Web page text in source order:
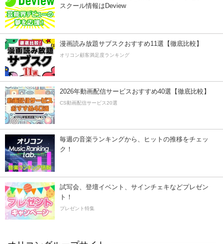
スクール情報はDeview
漫画読み放題サブスクおすすめ11選【徹底比較】
オリコン顧客満足度ランキング
2026年動画配信サービスおすすめ40選【徹底比較】
CS動画配信サービス20選
毎週の音楽ランキングから、ヒットの推移をチェッ
ク！
試写会、登壇イベント、サインチェキなどプレゼン
ト！
プレゼント特集